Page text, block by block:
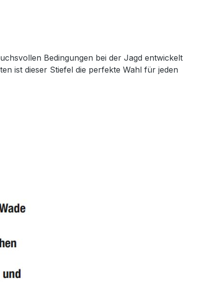
Bedingungen bei der Jagd entwickelt
ist dieser Stiefel die perfekte Wahl für jeden